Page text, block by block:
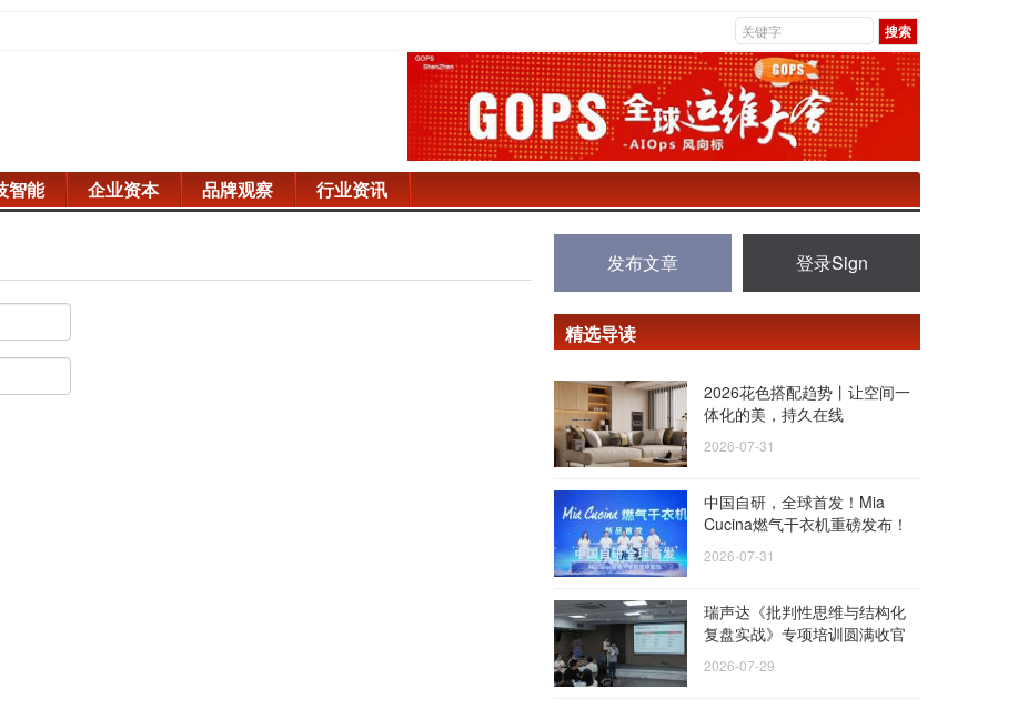
智能 企业资本 品牌观察 行业资讯
发布文章 登录Sign
精选导读
2026花色搭配趋势丨让空间一
体化的美，持久在线
2026-07-31
中国自研，全球首发！Mia
Cucina燃气干衣机重磅发布！
2026-07-31
瑞声达《批判性思维与结构化
复盘实战》专项培训圆满收官
2026-07-29